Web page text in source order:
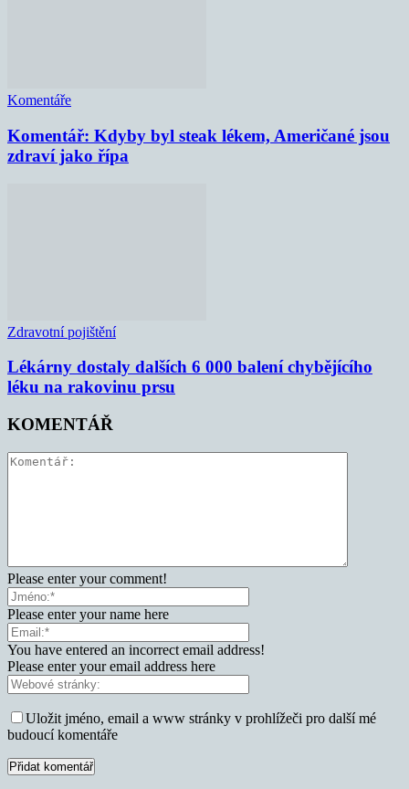
Komentáře
Komentář: Kdyby byl steak lékem, Američané jsou
zdraví jako řípa
Zdravotní pojištění
Lékárny dostaly dalších 6 000 balení chybějícího
léku na rakovinu prsu
KOMENTÁŘ
Please enter your comment!
Please enter your name here
You have entered an incorrect email address!
Please enter your email address here
Uložit jméno, email a www stránky v prohlížeči pro další mé
budoucí komentáře